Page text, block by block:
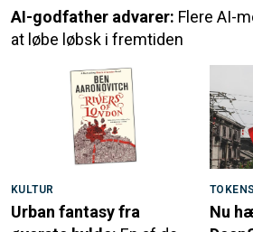
AI-godfather advarer: Flere AI-
at løbe løbsk i fremtiden
KULTUR
Urban fantasy fra
TOKENS
Nu